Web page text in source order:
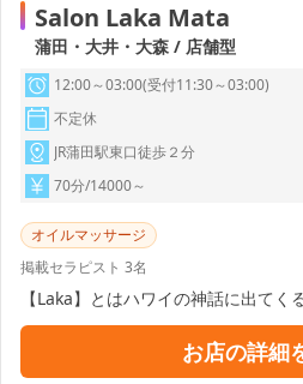
Salon Laka Mata
蒲田・大井・大森 / 店舗型
12:00～03:00(受付11:30～03:00)
不定休
JR蒲田駅東口徒歩２分
70分/14000～
オイルマッサージ
掲載セラピスト 3名
【Laka】とはハワイの神話に出てく
神】の名前です。 また会いたくなる、また来たくなる、 そんなお
店にしたいとの想いから、 【ラカマタ】
もたらす幸福の 女神のようなセラピ
お店の詳細